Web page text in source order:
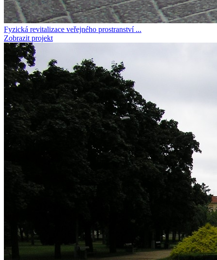
Fyzická revitalizace veřejného prostranství ...
Zobrazit projekt